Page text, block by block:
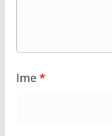
Ime*